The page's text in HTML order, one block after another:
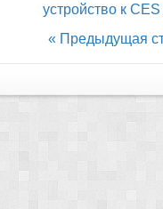
устройство к
« Предыдущая